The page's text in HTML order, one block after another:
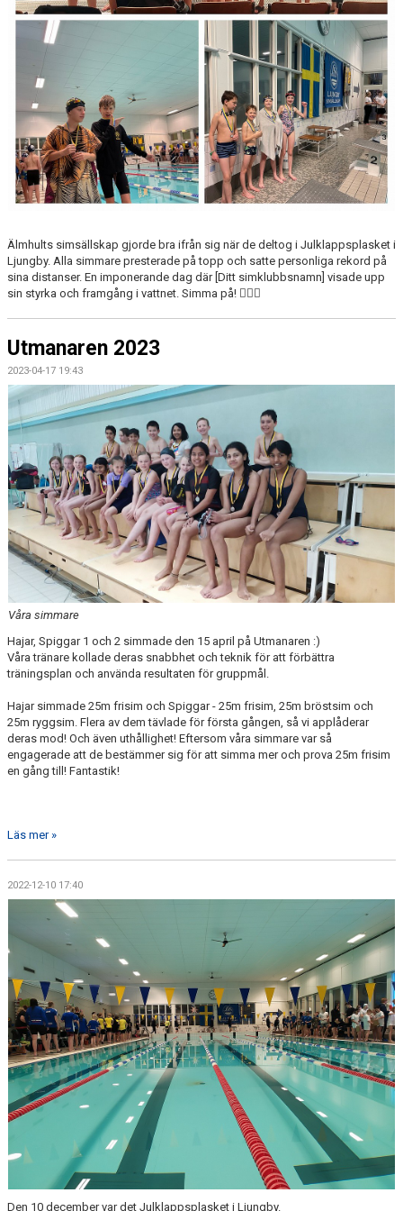
UTMANAREN
BILDGALLERI
KONTAKT
KLUBBREKORD
Älmhults simsällskap gjorde bra ifrån sig när de deltog i Julklappsplasket i
Ljungby. Alla simmare presterade på topp och satte personliga rekord på
sina distanser. En imponerande dag där [Ditt simklubbsnamn] visade upp
sin styrka och framgång i vattnet. Simma på! 🏊‍♂️🌟
Utmanaren 2023
2023-04-17 19:43
Våra simmare
Hajar, Spiggar 1 och 2 simmade den 15 april på Utmanaren :)
Våra tränare kollade deras snabbhet och teknik för att förbättra
träningsplan och använda resultaten för gruppmål.
Hajar simmade 25m frisim och Spiggar - 25m frisim, 25m bröstsim och
25m ryggsim. Flera av dem tävlade för första gången, så vi applåderar
deras mod! Och även uthållighet! Eftersom våra simmare var så
engagerade att de bestämmer sig för att simma mer och prova 25m frisim
en gång till! Fantastik!
Läs mer »
2022-12-10 17:40
Den 10 december var det Julklappsplasket i Ljungby.